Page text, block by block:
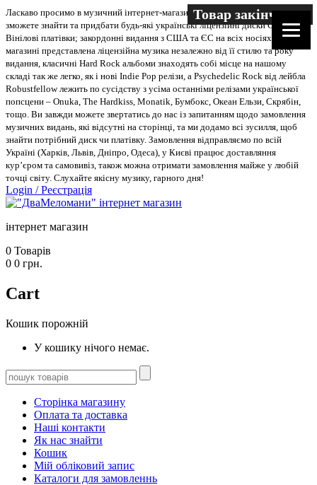
Ласкаво просимо в музичний інтернет-магазин “Два меломани”. У нас Ви
зможете знайти та придбати будь-які українські ліцензійні диски CD, DVD,
Вінілові платівки; закордонні видання з США та ЄС на всіх носіях. В
магазині представлена ліцензійна музика незалежно від її стилю та року
видання, класичні Hard Rock альбоми знаходять собі місце на нашому
складі так же легко, як і нові Indie Pop релізи, а Psychedelic Rock від лейбла
Robustfellow лежить по сусідству з усіма останніми релізами української
попсцени – Onuka, The Hardkiss, Monatik, Бумбокс, Океан Ельзи, Скрябін,
тощо. Ви завжди можете звертатись до нас із запитанням щодо замовлення
музичних видань, які відсутні на сторінці, та ми додамо всі зусилля, щоб
знайти потрібний диск чи платівку. Замовлення відправляємо по всій
Україні (Харків, Львів, Дніпро, Одеса), у Києві працює доставляння
кур’єром та самовивіз, також можна отримати замовлення майже у любій
точці світу. Слухайте якісну музику, гарного дня!
Login /Реєстрація
інтернет магазин
0 Товарів
0 0 грн.
Cart
Кошик порожній
У кошику нічого немає.
Сторінка магазину
Оплата та доставка
Наші контакти
Як нас знайти
Кошик
Мій обліковий запис
Каталоги для замовленнь
Товар закінчився